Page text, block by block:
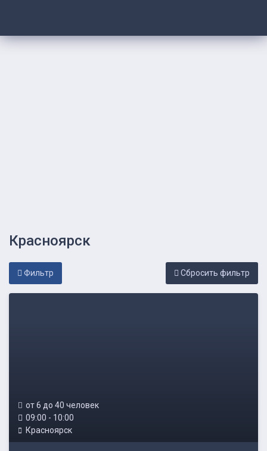
Красноярск
Фильтр Cбросить фильтр
от 6 до 40 человек
09:00 - 10:00
Красноярск